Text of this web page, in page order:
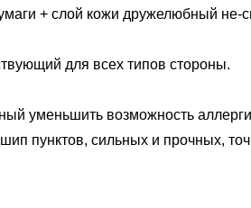
+ слой кожи дружелюбный не-
для всех типов стороны.
уменьшить возможность
пунктов, сильных и прочных,